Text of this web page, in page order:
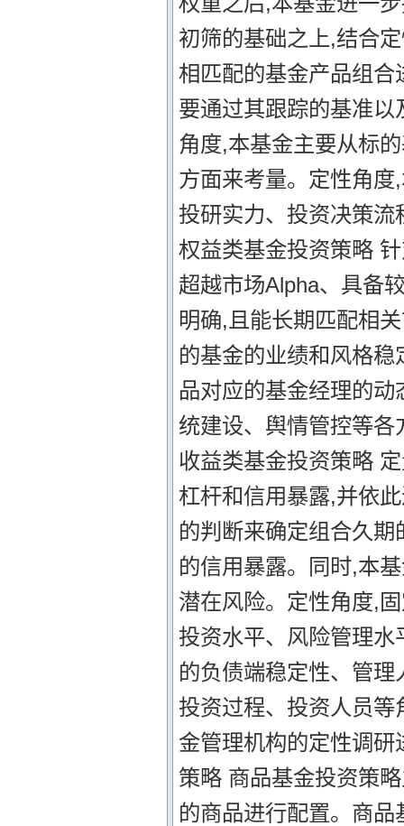
初筛的基础之上,结合
相匹配的基金产品组
要通过其跟踪的基准
角度,本基金主要从标
方面来考量。定性角
投研实力、投资决策
权益类基金投资策略
超越市场Alpha、具备
明确,且能长期匹配相
的基金的业绩和风格
品对应的基金经理的
统建设、舆情管控等
收益类基金投资策略
杠杆和信用暴露,并依
的判断来确定组合久
的信用暴露。同时,本
潜在风险。定性角度,
投资水平、风险管理
的负债端稳定性、管
投资过程、投资人员
金管理机构的定性调
策略 商品基金投资策
的商品进行配置。商